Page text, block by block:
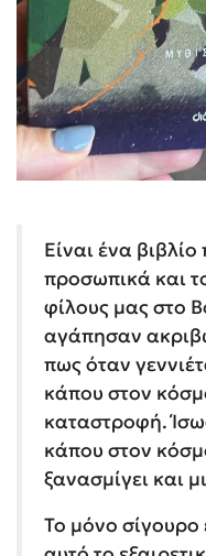
Είναι ένα
προσωπικά και
φίλους μας στο
αγάπησαν
πως όταν
κάπου στον
καταστροφή.
κάπου στον
ξανασμίγει και
Το μόνο σίγουρο